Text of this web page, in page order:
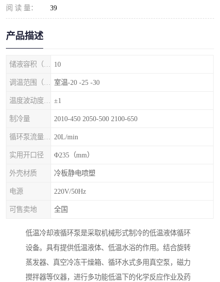
阅 读 量： 39
产品描述
10
室温-20 -25 -30
±1
制冷量 2010-450 2050-500 2100-650
20L/min
实用开口径 Φ235（mm）
外壳材质 冷板静电喷塑
电源 220V/50Hz
可售卖地 全国
低温冷却液循环泵是采取机械形式制冷的低温液体循环
设备。具有提供低温液体、低温水浴的作用。结合旋转
蒸发器、真空冷冻干燥箱、循环水式多用真空泵，磁力
搅拌器等仪器，进行多功能低温下的化学反应作业及药